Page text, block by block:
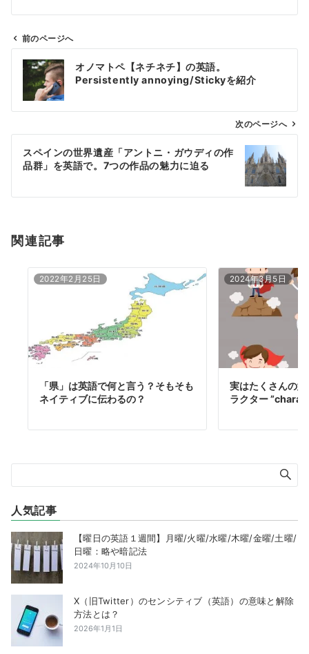
ビ
ン
前のページへ
オノマトペ【ネチネチ】の英語。
Persistently annoying/Stickyを紹介
次のページへ
スペインの世界遺産「アントニ・ガウディの作
品群」を英語で。7つの作品の魅力に迫る
関連記事
2022年2月25日
「県」は英語で何と言う？そもそも
ネイティブに伝わるの？
2024年3月5日
実はたくさんの
ラクター
人気記事
【曜日の英語１週間】月曜/火曜/水曜/木曜/金曜/土曜/
日曜：略や暗記法
2024年10月10日
X（旧Twitter）のセンシティブ（英語）の意味と解除
方法とは？
2026年1月1日